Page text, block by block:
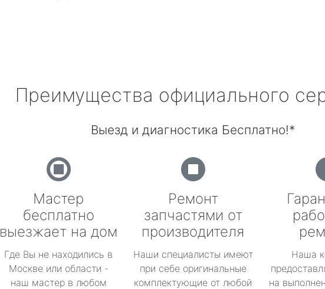
Преимущества официального
Выезд и диагностика Бесплатно!*
Мастер
бесплатно
выезжает на дом
Где Вы не находились в
Москве или области -
наш мастер в любом
Ремонт
запчастями от
производителя
Наши специалисты имеют
при себе оригинальные
комплектующие от любой
Наша
на